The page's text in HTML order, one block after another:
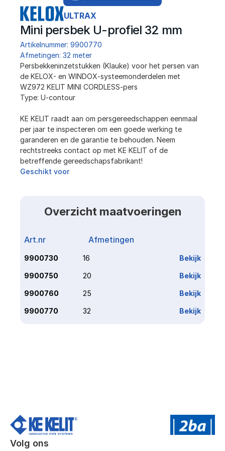
ULTRAX
Mini persbek U-profiel 32 mm
Artikelnummer: 9900770
Afmetingen: 32 meter
Persbekkeninzetstukken (Klauke) voor het persen van
de KELOX- en WINDOX-systeemonderdelen met
WZ972 KELIT MINI CORDLESS-pers
Type: U-contour
KE KELIT raadt aan om persgereedschappen eenmaal
per jaar te inspecteren om een ​​goede werking te
garanderen en de garantie te behouden. Neem
rechtstreeks contact op met KE KELIT of de
betreffende gereedschapsfabrikant!
Geschikt voor
Overzicht maatvoeringen
Art.nr Afmetingen
9900730 16 Bekijk
9900750 20 Bekijk
9900760 25 Bekijk
9900770 32 Bekijk
Volg ons